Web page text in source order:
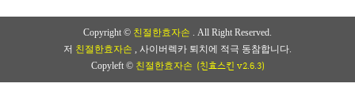
Copyright © 친절한효자손
. All Right Reserved.
저 친절한효자손
, 사이버렉카 퇴치에 적극 동참합니다.
Copyleft © 친절한효자손 (친효스킨 v2.6.3)